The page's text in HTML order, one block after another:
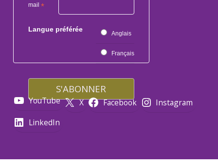
mail *
Langue préférée
Anglais
Français
YouTube X Facebook
Instagram
LinkedIn